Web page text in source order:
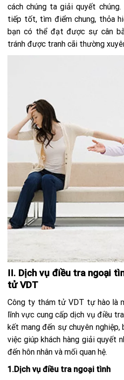
cách chúng ta giải quyết
tiếp tốt, tìm điểm chung, thỏa
bạn có thể đạt được sự cân
tránh được tranh cãi thường
II. Dịch vụ điều tra ngoại
tử VDT
Công ty thám tử VDT tự hào là
lĩnh vực cung cấp dịch vụ điều
kết mang đến sự chuyên
việc giúp khách hàng giải quyết
đến hôn nhân và mối quan hệ.
1.Dịch vụ điều tra ngoại tình